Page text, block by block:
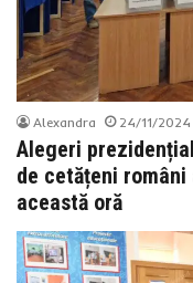
Alexandra 24/11/2024
Alegeri
de cetățeni români
această oră